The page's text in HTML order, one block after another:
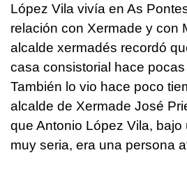
López Vila vivía en As
relación con Xermade y con
alcalde xermadés recordó
casa consistorial hace
También lo vio hace poco
alcalde de Xermade José
que Antonio López Vila, bajo
muy seria, era una persona